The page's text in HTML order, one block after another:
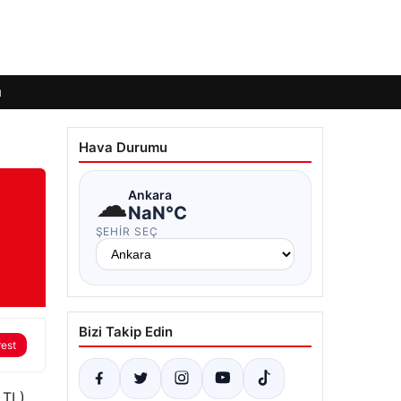
Hava Durumu
☁Ankara
NaN°C
ŞEHIR SEÇ
Bizi Takip Edin